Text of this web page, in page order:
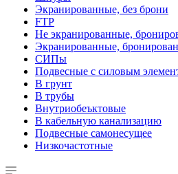
Экранированные, без брони
FTP
Не экранированные,
Экранированные,
СИПы
Подвесные с силовым
В грунт
В трубы
Внутриобеъктовые
В кабельную канализацию
Подвесные самонесущее
Низкочастотные